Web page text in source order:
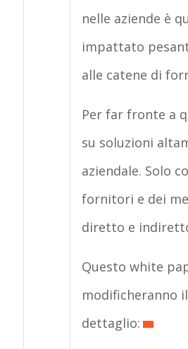
nelle aziende è
impattato
alle catene di
Per far fronte a
su soluzioni
aziendale. Solo
fornitori e dei
diretto e
Questo white
modificheranno
dettaglio: